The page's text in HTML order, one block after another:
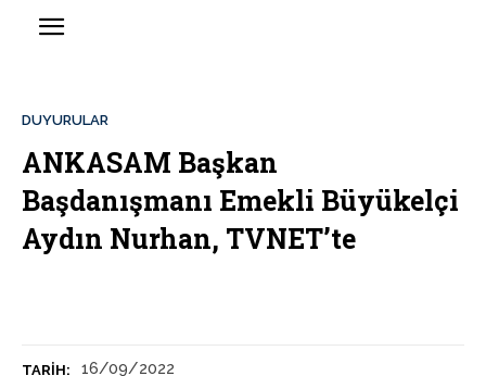
TARIH: 16/09/2022
DUYURULAR
ANKASAM Başkan
Başdanışmanı Emekli Büyükelçi
Aydın Nurhan, TVNET’te